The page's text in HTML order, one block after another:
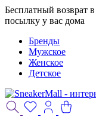
Бесплатный возврат
посылку у вас дома
Бренды
Мужское
Женское
Детское